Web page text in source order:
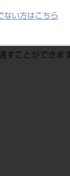
ない方はこちら
イズ：
ことができ